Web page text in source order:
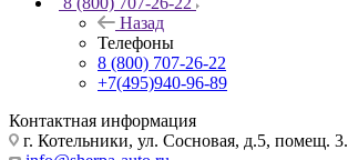
Назад
Телефоны
8 (800) 707-26-22
+7(495)940-96-89
Контактная информация
г. Котельники, ул. Сосновая, д.5, помещ. 3.